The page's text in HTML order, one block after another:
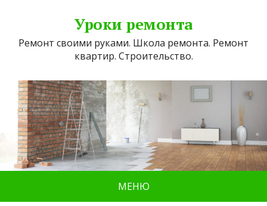
Уроки ремонта
Ремонт своими руками. Школа ремонта. Ремонт
квартир. Строительство.
МЕНЮ